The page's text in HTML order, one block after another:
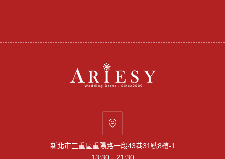
新
市
新北市三重區重陽路一段43巷31號8樓-1